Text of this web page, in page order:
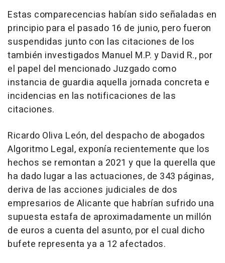
Estas comparecencias habían sido señaladas en
principio para el pasado 16 de junio, pero fueron
suspendidas junto con las citaciones de los
también investigados Manuel M.P. y David R., por
el papel del mencionado Juzgado como
instancia de guardia aquella jornada concreta e
incidencias en las notificaciones de las
citaciones.
Ricardo Oliva León, del despacho de abogados
Algoritmo Legal, exponía recientemente que los
hechos se remontan a 2021 y que la querella que
ha dado lugar a las actuaciones, de 343 páginas,
deriva de las acciones judiciales de dos
empresarios de Alicante que habrían sufrido una
supuesta estafa de aproximadamente un millón
de euros a cuenta del asunto, por el cual dicho
bufete representa ya a 12 afectados.